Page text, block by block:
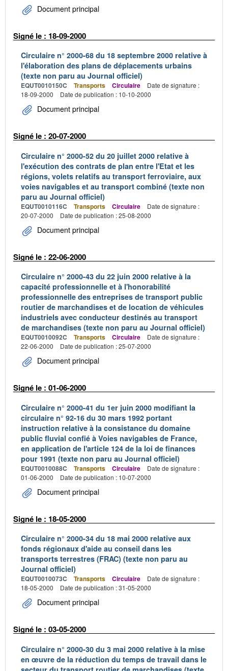
Document principal
Signé le : 18-09-2000
Circulaire n° 2000-68 du 18 septembre 2000 relative à
l'élaboration des plans de déplacements urbains
(texte non paru au Journal officiel)
EQUT0010150C Transports Circulaire
Date de signature :
18-09-2000
Date de publication : 10-10-2000
Document principal
Signé le : 20-07-2000
Circulaire n° 2000-52 du 20 juillet 2000 relative à
l'exécution des contrats de plan entre l'Etat et les
régions, volets relatifs au transport ferroviaire, aux
voies navigables et au transport combiné (texte non
paru au Journal officiel)
EQUT0010116C Transports Circulaire
Date de signature :
20-07-2000
Date de publication : 25-08-2000
Document principal
Signé le : 22-06-2000
Circulaire n° 2000-43 du 22 juin 2000 relative à la
capacité professionnelle et à l'honorabilité
professionnelle des entreprises de transport public
routier de marchandises et de location de véhicules
industriels avec conducteur destinés au transport
de marchandises (texte non paru au Journal officiel)
EQUT0010092C Transports Circulaire
Date de signature :
22-06-2000
Date de publication : 25-07-2000
Document principal
Signé le : 01-06-2000
Circulaire n° 2000-41 du 1er juin 2000 modifiant la
circulaire n° 92-16 du 30 mars 1992 portant
instruction relative à la consistance du domaine
public fluvial confié à Voies navigables de France,
en application de l'article 124 de la loi de finances
pour 1991 (texte non paru au Journal officiel)
EQUT0010088C Transports Circulaire
Date de signature :
01-06-2000
Date de publication : 10-07-2000
Document principal
Signé le : 18-05-2000
Circulaire n° 2000-34 du 18 mai 2000 relative aux
fonds régionaux d'aide au conseil dans les
transports terrestres (FRAC) (texte non paru au
Journal officiel)
EQUT0010073C Transports Circulaire
Date de signature :
18-05-2000
Date de publication : 31-05-2000
Document principal
Signé le : 03-05-2000
Circulaire n° 2000-30 du 3 mai 2000 relative à la mise
en œuvre de la réduction du temps de travail dans le